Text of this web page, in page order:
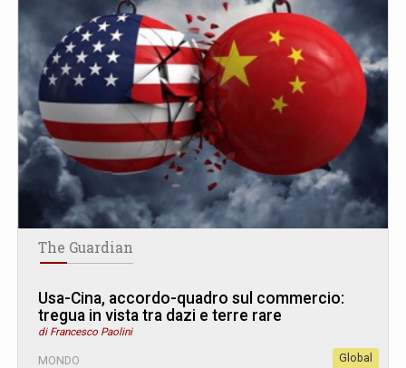
The Guardian
Usa-Cina, accordo-quadro sul commercio:
tregua in vista tra dazi e terre rare
di Francesco Paolini
MONDO Global